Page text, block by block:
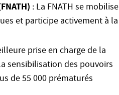
: La FNATH se mobilise
et participe activement à la
prise en charge de la
sensibilisation des pouvoirs
de 55 000 prématurés